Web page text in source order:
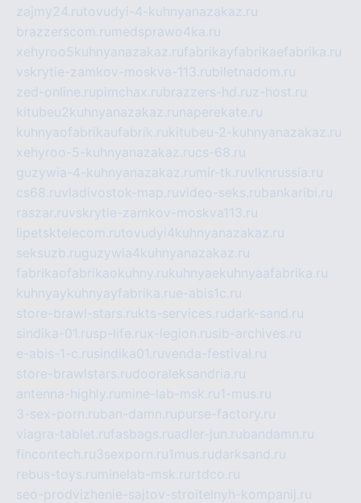
zajmy24.rutovudyi-4-kuhnyanazakaz.ru
brazzerscom.ru medsprawo4ka.ru
xehyroo5kuhnyanazakaz.rufabrikayfabrikaefabrika.ru
vskrytie-zamkov-moskva-113.rubiletnadom.ru
zed-online.rupimchax.rubrazzers-hd.ruz-host.ru
kitubeu2kuhnyanazakaz.ru naperekate.ru
kuhnyaofabrikaufabrik.rukitubeu-2-kuhnyanazakaz.ru
xehyroo-5-kuhnyanazakaz.rucs-68.ru
guzywia-4-kuhnyanazakaz.ru mir-tk.ruvlknrussia.ru
cs68.ruvladivostok-map.ruvideo-seks.rubankaribi.ru
raszar.ruvskrytie-zamkov-moskva113.ru
lipetsktelecom.rutovudyi4kuhnyanazakaz.ru
seksuzb.ruguzywia4kuhnyanazakaz.ru
fabrikaofabrikaokuhny.rukuhnyaekuhnyaafabrika.ru
kuhnyaykuhnyayfabrika.rue-abis1c.ru
store-brawl-stars.rukts-services.rudark-sand.ru
sindika-01.rusp-life.rux-legion.rusib-archives.ru
e-abis-1-c.rusindika01.ruvenda-festival.ru
store-brawlstars.rudooraleksandria.ru
antenna-highly.ru mine-lab-msk.ru1-mus.ru
3-sex-porn.ruban-damn.rupurse-factory.ru
viagra-tablet.rufasbags.ruadler-jun.rubandamn.ru
fincontech.ru3sexporn.ru1mus.rudarksand.ru
rebus-toys.ru minelab-msk.ru rtdco.ru
seo-prodvizhenie-sajtov-stroitelnyh-kompanij.ru